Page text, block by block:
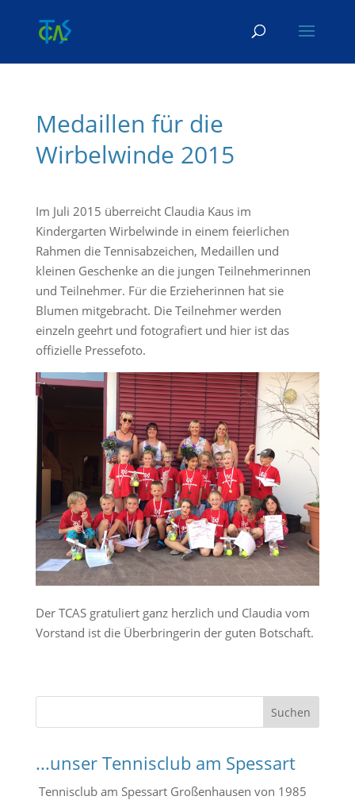
Skip To Content
Medaillen für die
Wirbelwinde 2015
Im Juli 2015 überreicht Claudia Kaus im
Kindergarten Wirbelwinde in einem feierlichen
Rahmen die Tennisabzeichen, Medaillen und
kleinen Geschenke an die jungen Teilnehmerinnen
und Teilnehmer. Für die Erzieherinnen hat sie
Blumen mitgebracht. Die Teilnehmer werden
einzeln geehrt und fotografiert und hier ist das
offizielle Pressefoto.
Der TCAS gratuliert ganz herzlich und Claudia vom
Vorstand ist die Überbringerin der guten Botschaft.
u
h
e
Suchen
...unser Tennisclub am Spessart
Tennisclub am Spessart Großenhausen von 1985